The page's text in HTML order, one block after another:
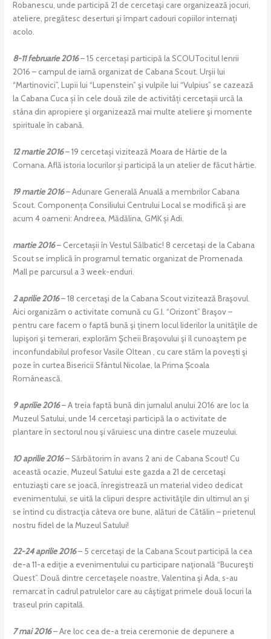
Robanescu, unde participă 21 de cercetaşi care organizează jocuri,
ateliere, pregătesc deserturi şi împart cadouri copiilor internaţi
acolo.
8-11 februarie 2016– 15 cercetași participă la SCOUTocitul Ienrii
2016 – campul de iarnă organizat de Cabana Scout. Urşii lui
“Martinovici”, Lupii lui “Lupenstein” şi vulpile lui “Vulpius” se cazează
la Cabana Cuca și în cele două zile de activități cercetașii urcă la
stâna din apropiere şi organizează mai multe ateliere şi momente
spirituale în cabană.
12 martie 2016– 19 cercetași vizitează Moara de Hârtie de la
Comana. Află istoria locurilor și participă la un atelier de făcut hârtie.
19 martie 2016– Adunare Generală Anuală a membrilor Cabana
Scout. Componența Consiliului Centrului Local se modifică și are
acum 4 oameni: Andreea, Mădălina, GMK și Adi.
martie 2016– Cercetașii în Vestul Sălbatic! 8 cercetași de la Cabana
Scout se implică în programul tematic organizat de Promenada
Mall pe parcursul a 3 week-enduri.
2 aprilie 2016– 18 cercetaşi de la Cabana Scout vizitează Braşovul.
Aici organizăm o activitate comună cu G.I. “Orizont” Braşov –
pentru care facem o faptă bună şi ţinem locul liderilor la unităţile de
lupişori şi temerari, explorăm Şcheii Braşovului şi îl cunoaştem pe
inconfundabilul profesor Vasile Oltean , cu care stăm la poveşti şi
poze în curtea Bisericii Sfântul Nicolae, la Prima Școala
Românească.
9 aprilie 2016– A treia faptă bună din jurnalul anului 2016 are loc la
Muzeul Satului, unde 14 cercetaşi participă la o activitate de
plantare în sectorul nou şi văruiesc una dintre casele muzeului.
10 aprilie 2016– Sărbătorim în avans 2 ani de Cabana Scout! Cu
această ocazie, Muzeul Satului este gazda a 21 de cercetaşi
entuziaşti care se joacă, înregistrează un material video dedicat
evenimentului, se uită la clipuri despre activităţile din ultimul an şi
se întind cu distracţia câteva ore bune, alături de Cătălin – prietenul
nostru fidel de la Muzeul Satului!
22-24 aprilie 2016– 5 cercetaşi de la Cabana Scout participă la cea
de-a 11-a ediţie a evenimentului cu participare naţională “Bucureşti
Quest”. Două dintre cercetaşele noastre, Valentina şi Ada, s-au
remarcat în cadrul patrulelor care au câştigat primele două locuri la
traseul prin capitală.
7 mai 2016– Are loc cea de-a treia ceremonie de depunere a